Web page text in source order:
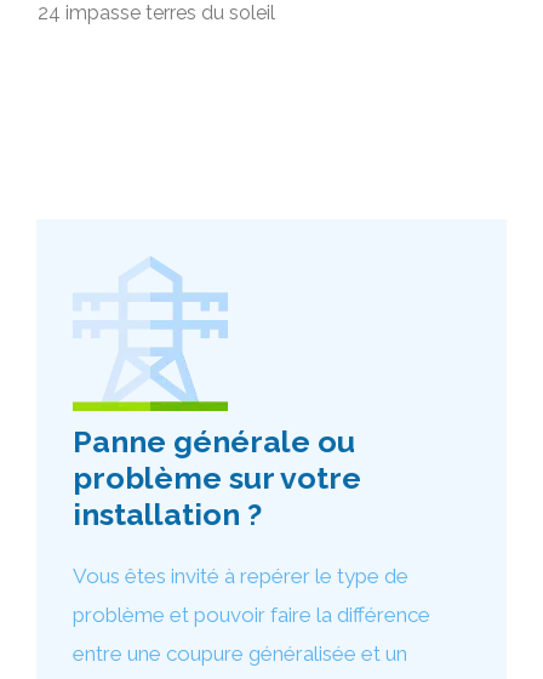
24 impasse terres du soleil
Panne générale ou
problème sur votre
installation ?
Vous êtes invité à repérer le type de
problème et pouvoir faire la différence
entre une coupure généralisée et un